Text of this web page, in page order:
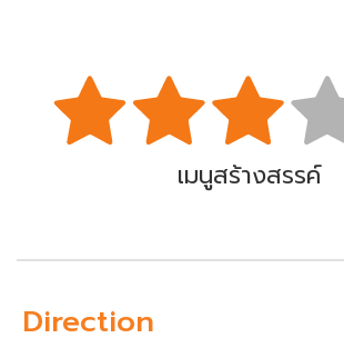
เมนูสร้างสรรค์
Direction